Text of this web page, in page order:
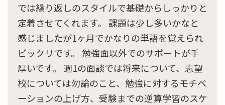
では繰り返しのスタイルで基礎からしっかりと
定着させてくれます。 課題は少し多いかなと
感じましたが1ヶ月でかなりの単語を覚えられ
ビックリです。 勉強面以外でのサポートが手
厚いです。 週1の面談では将来について、志望
校については勿論のこと、勉強に対するモチベ
ーションの上げ方、受験までの逆算学習のスケ